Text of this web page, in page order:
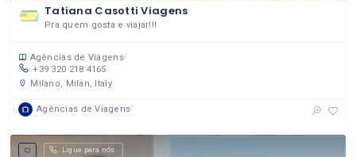
Tatiana Casotti Viagens
Pra quem gosta e viajar!!!
Agências de Viagens
+39 320 218 4165
Milano, Milan, Italy
Agências de Viagens
Ligue para nós.